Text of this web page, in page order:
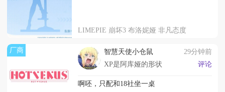
LIMEPIE 崩坏3 布洛妮娅 非凡态度
厂商 智慧天使小仓鼠
29分钟前
XP是阿库娅的形状
评论
啊呸，只配和18社坐一桌